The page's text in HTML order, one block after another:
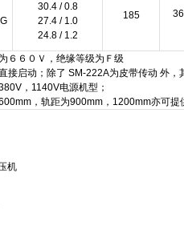
30.4 / 0.8
27.4 / 1.0
24.8 / 1.2
185
６６０Ｖ，绝缘等级为Ｆ级
接启动；除了 SM-222A为皮带传动 外，
，1140V电源机型；
，轨距为900mm，1200mm亦可提
机